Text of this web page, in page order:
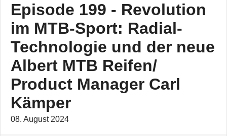
Episode 199 - Revolution
im MTB-Sport: Radial-
Technologie und der neue
Albert MTB Reifen/
Product Manager Carl
Kämper
08. August 2024